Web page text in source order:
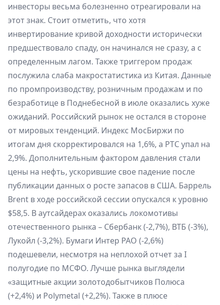
инвесторы весьма болезненно отреагировали на
этот знак. Стоит отметить, что хотя
инвертирование кривой доходности исторически
предшествовало спаду, он начинался не сразу, а с
определенным лагом. Также триггером продаж
послужила слаба макростатистика из Китая. Данные
по промпроизводству, розничным продажам и по
безработице в Поднебесной в июле оказались хуже
ожиданий. Российский рынок не остался в стороне
от мировых тенденций. Индекс МосБиржи по
итогам дня скорректировался на 1,6%, а РТС упал на
2,9%. Дополнительным фактором давления стали
цены на нефть, ускорившие свое падение после
публикации данных о росте запасов в США. Баррель
Brent в ходе российской сессии опускался к уровню
$58,5. В аутсайдерах оказались локомотивы
отечественного рынка – Сбербанк (-2,7%), ВТБ (-3%),
Лукойл (-3,2%). Бумаги Интер РАО (-2,6%)
подешевели, несмотря на неплохой отчет за I
полугодие по МСФО. Лучше рынка выглядели
«защитные акции золотодобытчиков Полюса
(+2,4%) и Polymetal (+2,2%). Также в плюсе